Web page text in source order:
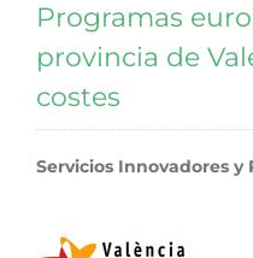
Programas
provincia de
costes
Servicios Innovadores y